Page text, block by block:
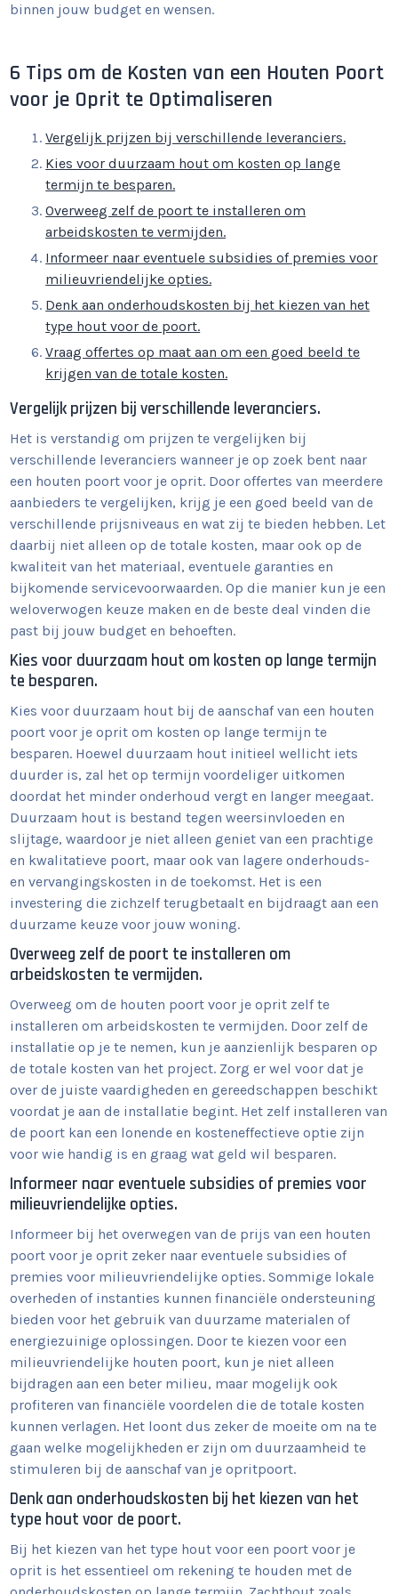
binnen jouw budget en wensen.
6 Tips om de Kosten van een Houten Poort
voor je Oprit te Optimaliseren
Vergelijk prijzen bij verschillende leveranciers.
Kies voor duurzaam hout om kosten op lange
termijn te besparen.
Overweeg zelf de poort te installeren om
arbeidskosten te vermijden.
Informeer naar eventuele subsidies of premies voor
milieuvriendelijke opties.
Denk aan onderhoudskosten bij het kiezen van het
type hout voor de poort.
Vraag offertes op maat aan om een goed beeld te
krijgen van de totale kosten.
Vergelijk prijzen bij verschillende leveranciers.
Het is verstandig om prijzen te vergelijken bij
verschillende leveranciers wanneer je op zoek bent naar
een houten poort voor je oprit. Door offertes van meerdere
aanbieders te vergelijken, krijg je een goed beeld van de
verschillende prijsniveaus en wat zij te bieden hebben. Let
daarbij niet alleen op de totale kosten, maar ook op de
kwaliteit van het materiaal, eventuele garanties en
bijkomende servicevoorwaarden. Op die manier kun je een
weloverwogen keuze maken en de beste deal vinden die
past bij jouw budget en behoeften.
Kies voor duurzaam hout om kosten op lange termijn
te besparen.
Kies voor duurzaam hout bij de aanschaf van een houten
poort voor je oprit om kosten op lange termijn te
besparen. Hoewel duurzaam hout initieel wellicht iets
duurder is, zal het op termijn voordeliger uitkomen
doordat het minder onderhoud vergt en langer meegaat.
Duurzaam hout is bestand tegen weersinvloeden en
slijtage, waardoor je niet alleen geniet van een prachtige
en kwalitatieve poort, maar ook van lagere onderhouds-
en vervangingskosten in de toekomst. Het is een
investering die zichzelf terugbetaalt en bijdraagt aan een
duurzame keuze voor jouw woning.
Overweeg zelf de poort te installeren om
arbeidskosten te vermijden.
Overweeg om de houten poort voor je oprit zelf te
installeren om arbeidskosten te vermijden. Door zelf de
installatie op je te nemen, kun je aanzienlijk besparen op
de totale kosten van het project. Zorg er wel voor dat je
over de juiste vaardigheden en gereedschappen beschikt
voordat je aan de installatie begint. Het zelf installeren van
de poort kan een lonende en kosteneffectieve optie zijn
voor wie handig is en graag wat geld wil besparen.
Informeer naar eventuele subsidies of premies voor
milieuvriendelijke opties.
Informeer bij het overwegen van de prijs van een houten
poort voor je oprit zeker naar eventuele subsidies of
premies voor milieuvriendelijke opties. Sommige lokale
overheden of instanties kunnen financiële ondersteuning
bieden voor het gebruik van duurzame materialen of
energiezuinige oplossingen. Door te kiezen voor een
milieuvriendelijke houten poort, kun je niet alleen
bijdragen aan een beter milieu, maar mogelijk ook
profiteren van financiële voordelen die de totale kosten
kunnen verlagen. Het loont dus zeker de moeite om na te
gaan welke mogelijkheden er zijn om duurzaamheid te
stimuleren bij de aanschaf van je opritpoort.
Denk aan onderhoudskosten bij het kiezen van het
type hout voor de poort.
Bij het kiezen van het type hout voor een poort voor je
oprit is het essentieel om rekening te houden met de